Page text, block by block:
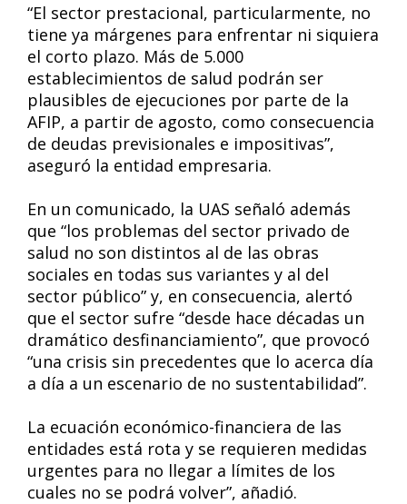
“El sector prestacional, particularmente, no
tiene ya márgenes para enfrentar ni siquiera
el corto plazo. Más de 5.000
establecimientos de salud podrán ser
plausibles de ejecuciones por parte de la
AFIP, a partir de agosto, como consecuencia
de deudas previsionales e impositivas”,
aseguró la entidad empresaria.
En un comunicado, la UAS señaló además
que “los problemas del sector privado de
salud no son distintos al de las obras
sociales en todas sus variantes y al del
sector público” y, en consecuencia, alertó
que el sector sufre “desde hace décadas un
dramático desfinanciamiento”, que provocó
“una crisis sin precedentes que lo acerca día
a día a un escenario de no sustentabilidad”.
La ecuación económico-financiera de las
entidades está rota y se requieren medidas
urgentes para no llegar a límites de los
cuales no se podrá volver”, añadió.